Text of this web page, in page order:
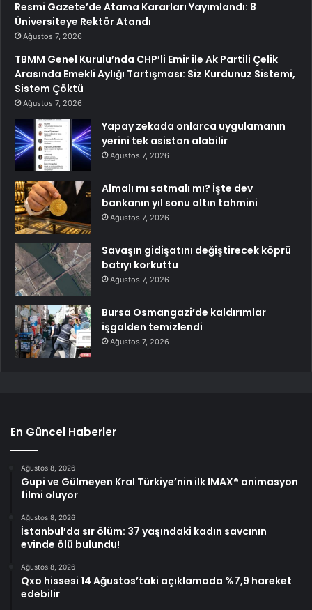
Resmi Gazete’de Atama Kararları Yayımlandı: 8
Üniversiteye Rektör Atandı
Ağustos 7, 2026
TBMM Genel Kurulu’nda CHP’li Emir ile Ak Partili Çelik
Arasında Emekli Aylığı Tartışması: Siz Kurdunuz Sistemi,
Sistem Çöktü
Ağustos 7, 2026
Yapay zekada onlarca uygulamanın
yerini tek asistan alabilir
Ağustos 7, 2026
Almalı mı satmalı mı? İşte dev
bankanın yıl sonu altın tahmini
Ağustos 7, 2026
Savaşın gidişatını değiştirecek köprü
batıyı korkuttu
Ağustos 7, 2026
Bursa Osmangazi’de kaldırımlar
işgalden temizlendi
Ağustos 7, 2026
En Güncel Haberler
Ağustos 8, 2026
Gupi ve Gülmeyen Kral Türkiye’nin ilk IMAX® animasyon
filmi oluyor
Ağustos 8, 2026
İstanbul’da sır ölüm: 37 yaşındaki kadın savcının
evinde ölü bulundu!
Ağustos 8, 2026
Qxo hissesi 14 Ağustos’taki açıklamada %7,9 hareket
edebilir